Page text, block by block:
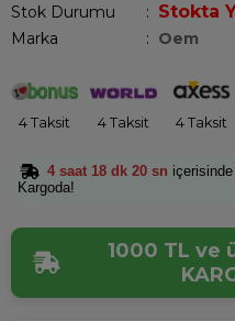
Stok Durumu : Stokta
Marka : Oem
4 Taksit 4 Taksit 4 Taksit
4 saat 18 dk 20 sn
Kargoda!
1000 TL ve